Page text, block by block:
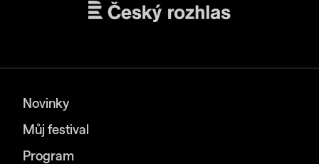
Novinky
Můj festival
Program